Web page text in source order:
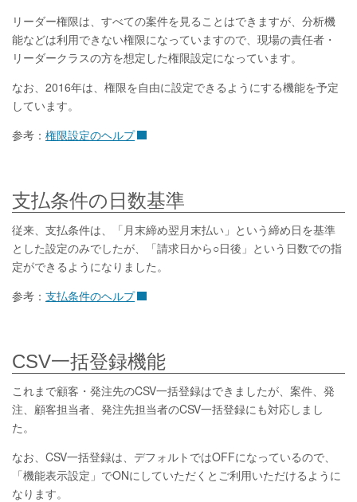
リーダー権限は、すべての案件を見ることはできますが、分析機
能などは利用できない権限になっていますので、現場の責任者・
リーダークラスの方を想定した権限設定になっています。
なお、2016年は、権限を自由に設定できるようにする機能を予定
しています。
参考： 権限設定のヘルプ
支払条件の日数基準
従来、支払条件は、「月末締め翌月末払い」という締め日を基準
とした設定のみでしたが、「請求日から○日後」という日数での指
定ができるようになりました。
参考： 支払条件のヘルプ
CSV一括登録機能
これまで顧客・発注先のCSV一括登録はできましたが、案件、発
注、顧客担当者、発注先担当者のCSV一括登録にも対応しまし
た。
なお、CSV一括登録は、デフォルトではOFFになっているので、
「機能表示設定」でONにしていただくとご利用いただけるように
なります。